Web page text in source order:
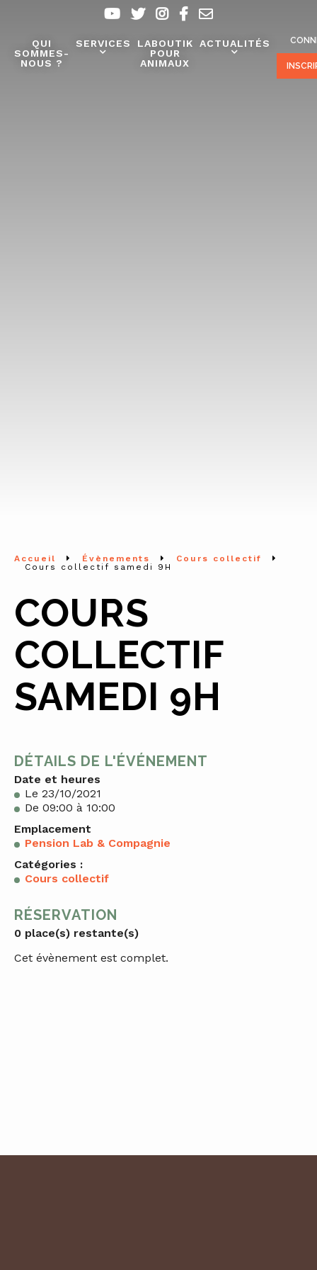
QUI
SOMMES-
NOUS ?
SERVICES
LABOUTIK
POUR
ANIMAUX
ACTUALITÉS
Accueil Évènements
Cours collectif
Cours collectif samedi 9H
COURS
COLLECTIF
SAMEDI 9H
DÉTAILS DE L'ÉVÉNEMENT
Date et heures
Le 23/10/2021
De 09:00 à 10:00
Emplacement
Pension Lab & Compagnie
Catégories :
Cours collectif
RÉSERVATION
0 place(s) restante(s)
Cet évènement est complet.